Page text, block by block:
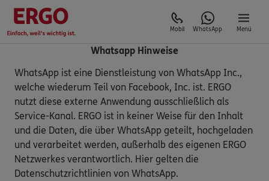
Mobil WhatsApp Menü
Whatsapp Hinweise
WhatsApp ist eine Dienstleistung von WhatsApp Inc.,
welche wiederum Teil von Facebook, Inc. ist. ERGO
nutzt diese externe Anwendung ausschließlich als
Service-Kanal. ERGO ist in keiner Weise für den Inhalt
und die Daten, die über WhatsApp geteilt, hochgeladen
und verarbeitet werden, außerhalb des eigenen ERGO
Netzwerkes verantwortlich. Hier gelten die
Datenschutzrichtlinien von WhatsApp.